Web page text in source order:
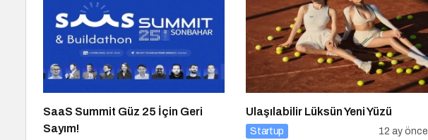
SaaS Summit Güz 25 İçin Geri
Sayım!
Ulaşılabilir Lüksün Yeni Yüzü
Startup 12 ay önce